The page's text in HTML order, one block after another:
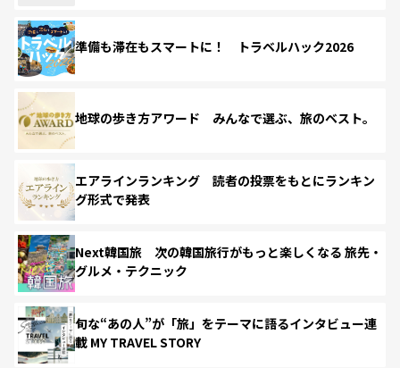
準備も滞在もスマートに！ トラベルハック2026
地球の歩き方アワード みんなで選ぶ、旅のベスト。
エアラインランキング 読者の投票をもとにランキン
グ形式で発表
Next韓国旅 次の韓国旅行がもっと楽しくなる 旅先・
グルメ・テクニック
旬な“あの人”が「旅」をテーマに語るインタビュー連
載 MY TRAVEL STORY